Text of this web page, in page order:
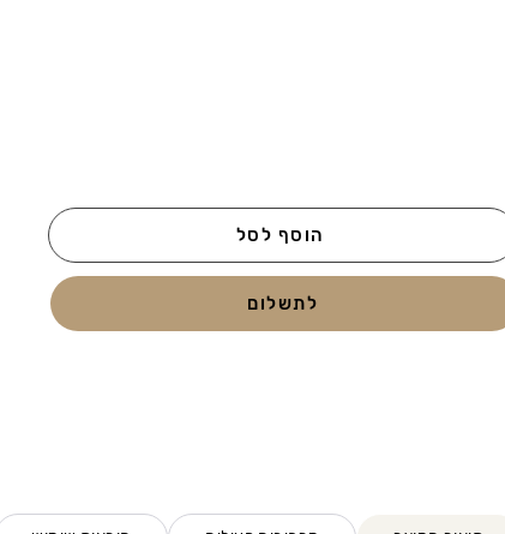
הוסף לסל
לתשלום